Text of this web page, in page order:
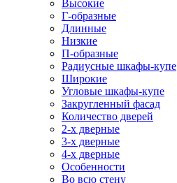
Высокие
Г-образные
Длинные
Низкие
П-образные
Радиусные шкафы-купе
Широкие
Угловые шкафы-купе
Закругленный фасад
Количество дверей
2-х дверные
3-х дверные
4-х дверные
Особенности
Во всю стену